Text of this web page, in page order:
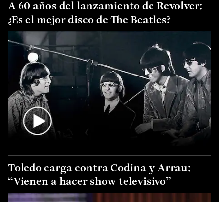
A 60 años del lanzamiento de Revolver:
¿Es el mejor disco de The Beatles?
Toledo carga contra Codina y Arrau:
“Vienen a hacer show televisivo”